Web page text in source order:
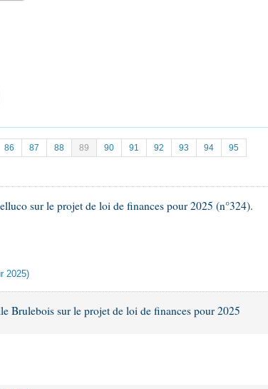
86 87 88 89 90 91 92 93 94
95
sur le projet de loi de finances pour 2025 (n°324).
2025)
Brulebois sur le projet de loi de finances pour 2025